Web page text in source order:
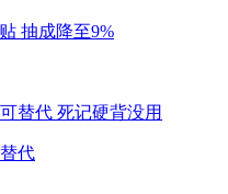
抽成降至9%
代